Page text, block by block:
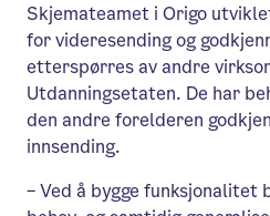
Skjemateamet i Origo
for videresending og
etterspørres av andre
Utdanningsetaten. De har
den andre forelderen
innsending.
– Ved å bygge funksjonalitet